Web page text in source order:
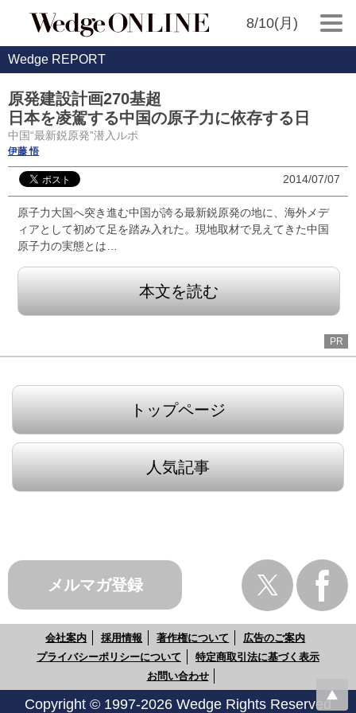
8/10(月)
Wedge REPORT
原発建設計画270基超
日本を凌駕する中国の原子力に依存する日
中国“最新鋭原発”潜入ルポ
伊藤 悟
2014/07/07
原子力大国へ突き進む中国が誇る最新鋭原発の地に、海外メデ
ィアとして初めて足を踏み入れた。現地取材で見えてきた中国
原子力の実態とは…
本文を読む
PR
トップページ
人気記事
メルマガ登録
会社案内 採用情報 著作権について
広告のご案内
プライバシーポリシーについて
特定商取引法に基づく表示
お問い合わせ
Copyright © 1997-2026 Wedge Rights Reserved